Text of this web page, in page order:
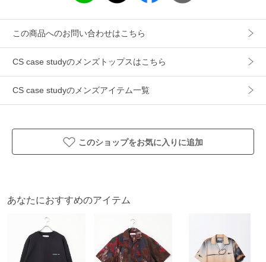
この商品へのお問い合わせはこちら
CS case studyのメンズトップスはこちら
CS case studyのメンズアイテム一覧
このショップをお気に入りに追加
あなたにおすすめのアイテム